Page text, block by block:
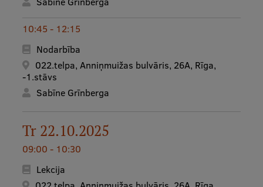
Mobilitātes programmas
Starptautiskie projekti
EURAXESS RSU kontaktpunkts
10:45 - 12:15
Nodarbība
022.telpa, Anniņmuižas bulvāris, 26A, Rīga,
-1.stāvs
Sabīne Grīnberga
Tr 22.10.2025
09:00 - 10:30
Lekcija